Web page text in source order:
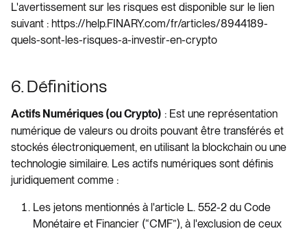
L'avertissement sur les risques est disponible sur le lien
suivant : https://help.FINARY.com/fr/articles/8944189-
quels-sont-les-risques-a-investir-en-crypto
6. Définitions
Actifs Numériques (ou Crypto) : Est une représentation
numérique de valeurs ou droits pouvant être transférés et
stockés électroniquement, en utilisant la blockchain ou une
technologie similaire. Les actifs numériques sont définis
juridiquement comme :
Les jetons mentionnés à l'article L. 552-2 du Code
Monétaire et Financier (“CMF”), à l'exclusion de ceux